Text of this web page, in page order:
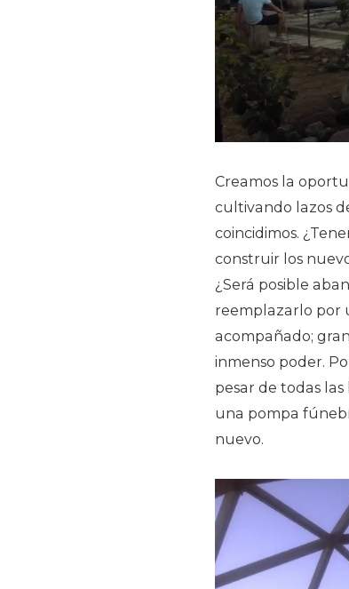
Creamos la
cultivando lazos
coincidimos.
construir los
¿Será posible
reemplazarlo por
acompañado;
inmenso poder.
pesar de todas
una pompa
nuevo.